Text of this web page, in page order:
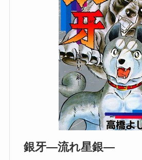
銀牙―流れ星銀―